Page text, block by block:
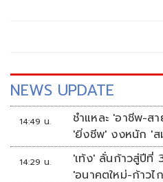
NEWS UPDATE
14:49 น.
ชำแหละ 'อาชีพ-ส
'ยิ่งชีพ' งงหนัก 'ส
14:29 น.
'เท้ง' ลั่นก้าวสู่ปีที่
'อนาคตใหม่-ก้าวไ